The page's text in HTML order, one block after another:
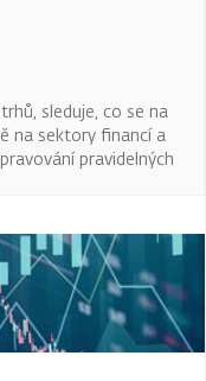
sleduje, co se na
na sektory financí a
pravidelných